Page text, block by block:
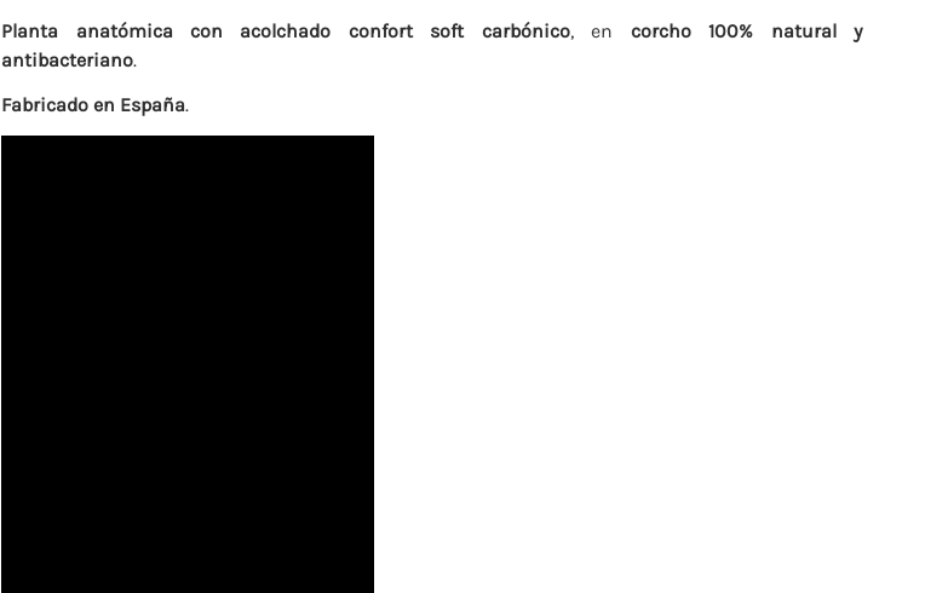
Planta anatómica con acolchado confort soft carbónico, en corcho 100% natural y
antibacteriano.
Fabricado en España.